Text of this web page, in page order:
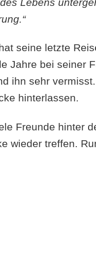
seine letzte
Jahre bei seiner
ihn sehr
hinterlassen.
Freunde hinter
wieder treffen.